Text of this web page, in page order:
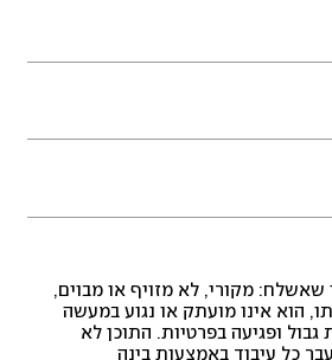
שאשלח: מקורי, לא מזויף או מבוים,
הוא אינו מועתק או נגוע במעשה
גבול ופגיעה בפרטיות. התוכן לא
כל עיבוד באמצעות בינה